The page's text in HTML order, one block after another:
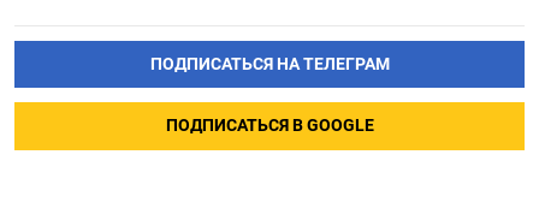
ПОДПИСАТЬСЯ НА ТЕЛЕГРАМ
ПОДПИСАТЬСЯ В GOOGLE